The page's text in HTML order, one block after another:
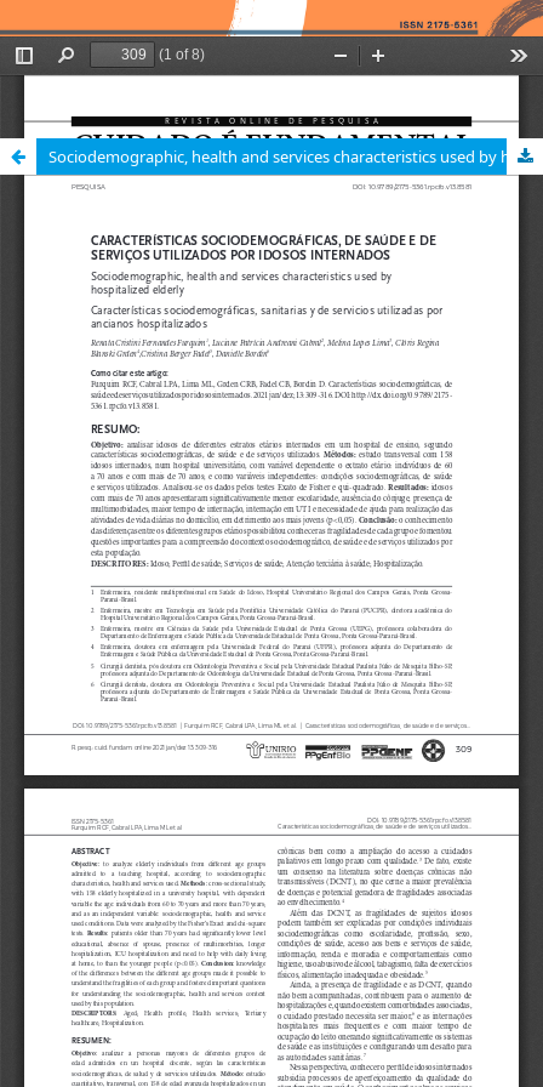
Sociodemographic, health and services characteristics used by hospitalized elderly / Características sociodemográficas, de saúde e de serviços utilizados por idosos internados